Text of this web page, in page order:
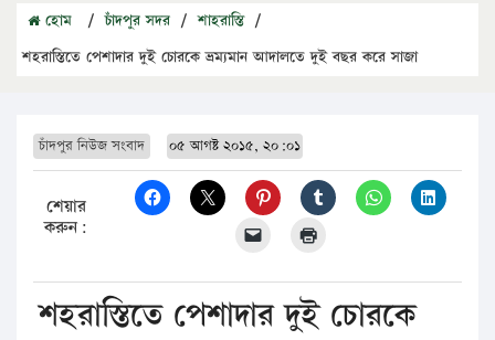
হোম / চাঁদপুর সদর / শাহরাস্তি /
শহরাস্তিতে পেশাদার দুই চোরকে ভ্রম্যমান আদালতে দুই বছর করে সাজা
চাঁদপুর নিউজ সংবাদ ০৫ আগষ্ট ২০১৫, ২০:০১
শেয়ার
করুন:
শহরাস্তিতে পেশাদার দুই চোরকে